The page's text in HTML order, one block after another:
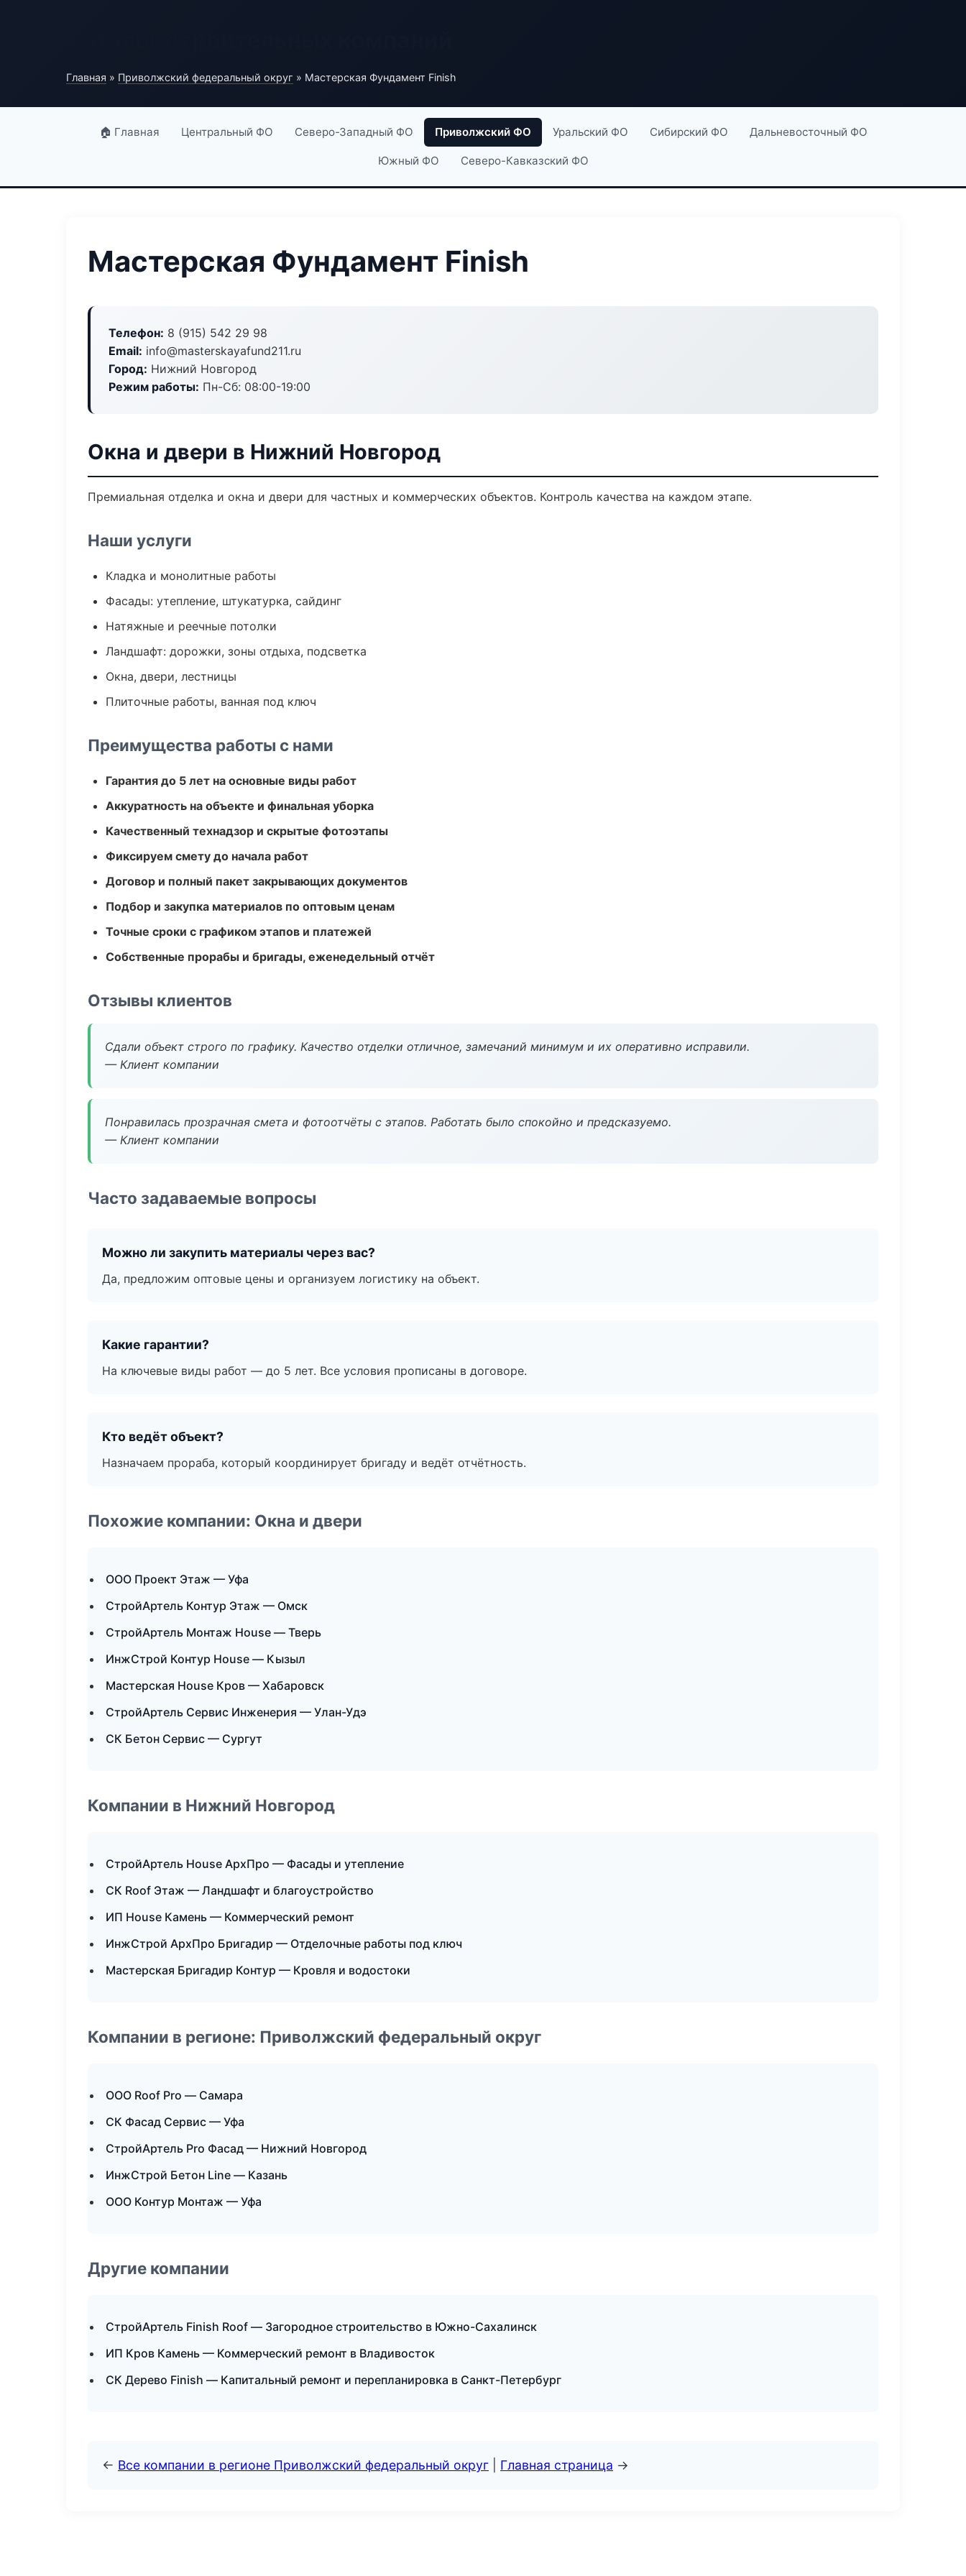
Главная » Приволжский федеральный округ » Мастерская Фундамент Finish
🏠 Главная Центральный ФО Северо-Западный ФО Приволжский ФО Уральский ФО Сибирский ФО Дальневосточный ФО
Южный ФО Северо-Кавказский ФО
Мастерская Фундамент Finish
Телефон: 8 (915) 542 29 98
Email: info@masterskayafund211.ru
Город: Нижний Новгород
Режим работы: Пн-Сб: 08:00-19:00
Окна и двери в Нижний Новгород
Премиальная отделка и окна и двери для частных и коммерческих объектов. Контроль качества на каждом этапе.
Наши услуги
Кладка и монолитные работы
Фасады: утепление, штукатурка, сайдинг
Натяжные и реечные потолки
Ландшафт: дорожки, зоны отдыха, подсветка
Окна, двери, лестницы
Плиточные работы, ванная под ключ
Преимущества работы с нами
Гарантия до 5 лет на основные виды работ
Аккуратность на объекте и финальная уборка
Качественный технадзор и скрытые фотоэтапы
Фиксируем смету до начала работ
Договор и полный пакет закрывающих документов
Подбор и закупка материалов по оптовым ценам
Точные сроки с графиком этапов и платежей
Собственные прорабы и бригады, еженедельный отчёт
Отзывы клиентов
Сдали объект строго по графику. Качество отделки отличное, замечаний минимум и их оперативно исправили.
— Клиент компании
Понравилась прозрачная смета и фотоотчёты с этапов. Работать было спокойно и предсказуемо.
— Клиент компании
Часто задаваемые вопросы
Можно ли закупить материалы через вас?
Да, предложим оптовые цены и организуем логистику на объект.
Какие гарантии?
На ключевые виды работ — до 5 лет. Все условия прописаны в договоре.
Кто ведёт объект?
Назначаем прораба, который координирует бригаду и ведёт отчётность.
Похожие компании: Окна и двери
ООО Проект Этаж — Уфа
СтройАртель Контур Этаж — Омск
СтройАртель Монтаж House — Тверь
ИнжСтрой Контур House — Кызыл
Мастерская House Кров — Хабаровск
СтройАртель Сервис Инженерия — Улан-Удэ
СК Бетон Сервис — Сургут
Компании в Нижний Новгород
СтройАртель House АрхПро — Фасады и утепление
СК Roof Этаж — Ландшафт и благоустройство
ИП House Камень — Коммерческий ремонт
ИнжСтрой АрхПро Бригадир — Отделочные работы под ключ
Мастерская Бригадир Контур — Кровля и водостоки
Компании в регионе: Приволжский федеральный округ
ООО Roof Pro — Самара
СК Фасад Сервис — Уфа
СтройАртель Pro Фасад — Нижний Новгород
ИнжСтрой Бетон Line — Казань
ООО Контур Монтаж — Уфа
Другие компании
СтройАртель Finish Roof — Загородное строительство в Южно-Сахалинск
ИП Кров Камень — Коммерческий ремонт в Владивосток
СК Дерево Finish — Капитальный ремонт и перепланировка в Санкт-Петербург
← Все компании в регионе Приволжский федеральный округ Главная страница →